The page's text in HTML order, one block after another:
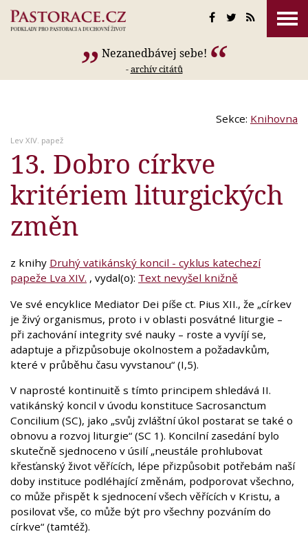
Nezanedbávej sebe!
-archív citátů
Sekce: Knihovna
Lev XIV. papež
13. Dobro církve
kritériem liturgických
změn
z knihy Druhý vatikánský koncil - cyklus katechezí
papeže Lva XIV. , vydal(o): Text nevyšel knižně
Ve své encyklice Mediator Dei píše ct. Pius XII., že „církev
je živý organismus, proto i v oblasti posvátné liturgie –
při zachování integrity své nauky – roste a vyvíjí se,
adaptuje a přizpůsobuje okolnostem a požadavkům,
které v průběhu času vyvstanou“ (I,5).
V naprosté kontinuitě s tímto principem shledává II.
vatikánský koncil v úvodu konstituce Sacrosanctum
Concilium (SC), jako „svůj zvláštní úkol postarat se také o
obnovu a rozvoj liturgie“ (SC 1). Koncilní zasedání bylo
skutečně sjednoceno v úsilí „neustále prohlubovat
křesťanský život věřících, lépe přizpůsobit potřebám naší
doby instituce podléhající změnám, podporovat všechno,
co může přispět k sjednocení všech věřících v Kristu, a
posilovat vše, co může být pro všechny pozváním do
církve“ (tamtéž).